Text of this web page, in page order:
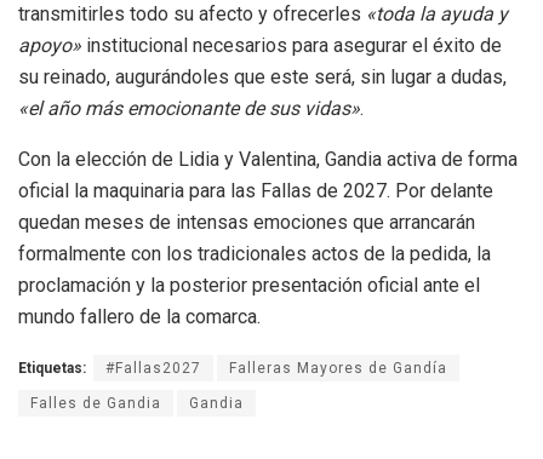
transmitirles todo su afecto y ofrecerles «toda la ayuda y
apoyo» institucional necesarios para asegurar el éxito de
su reinado, augurándoles que este será, sin lugar a dudas,
«el año más emocionante de sus vidas».
Con la elección de Lidia y Valentina, Gandia activa de forma
oficial la maquinaria para las Fallas de 2027. Por delante
quedan meses de intensas emociones que arrancarán
formalmente con los tradicionales actos de la pedida, la
proclamación y la posterior presentación oficial ante el
mundo fallero de la comarca.
Etiquetas: #Fallas2027 Falleras Mayores de Gandía
Falles de Gandia Gandia